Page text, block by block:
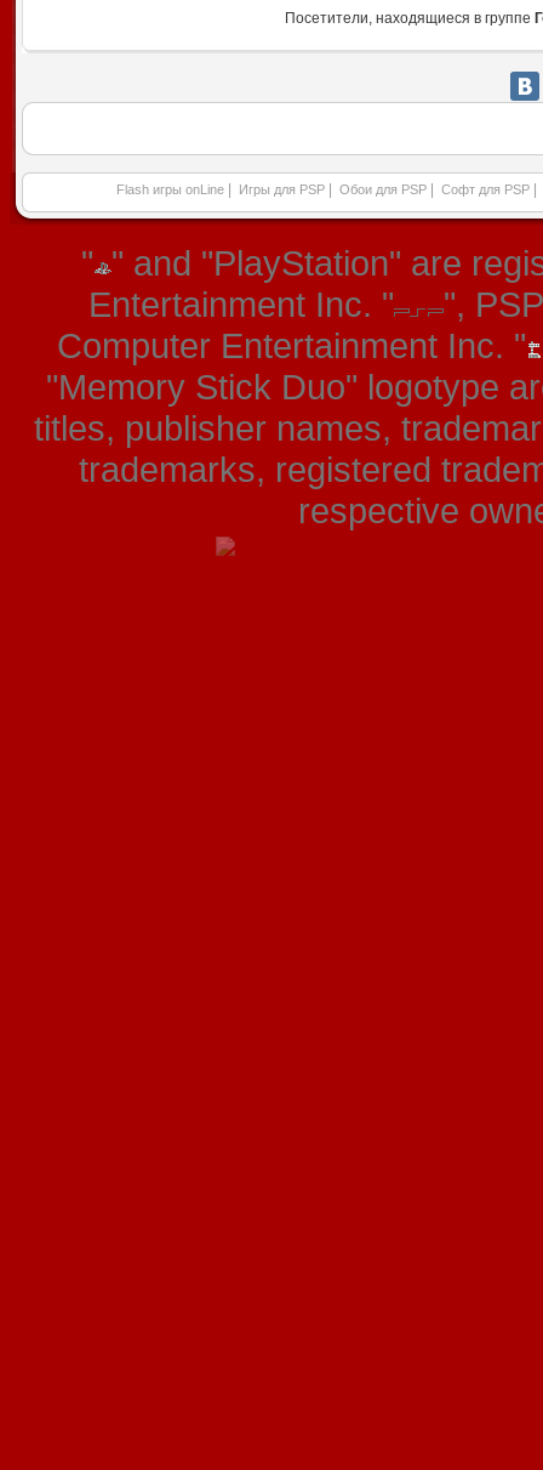
Посетители, находящиеся в группе
Flash игры onLine Игры для PSP Обои для PSP Софт для PSP
" " and "PlayStation" are
Entertainment Inc. "
",
Computer Entertainment Inc. "
"Memory Stick Duo" logotype
titles, publisher names,
trademarks, registered
respective